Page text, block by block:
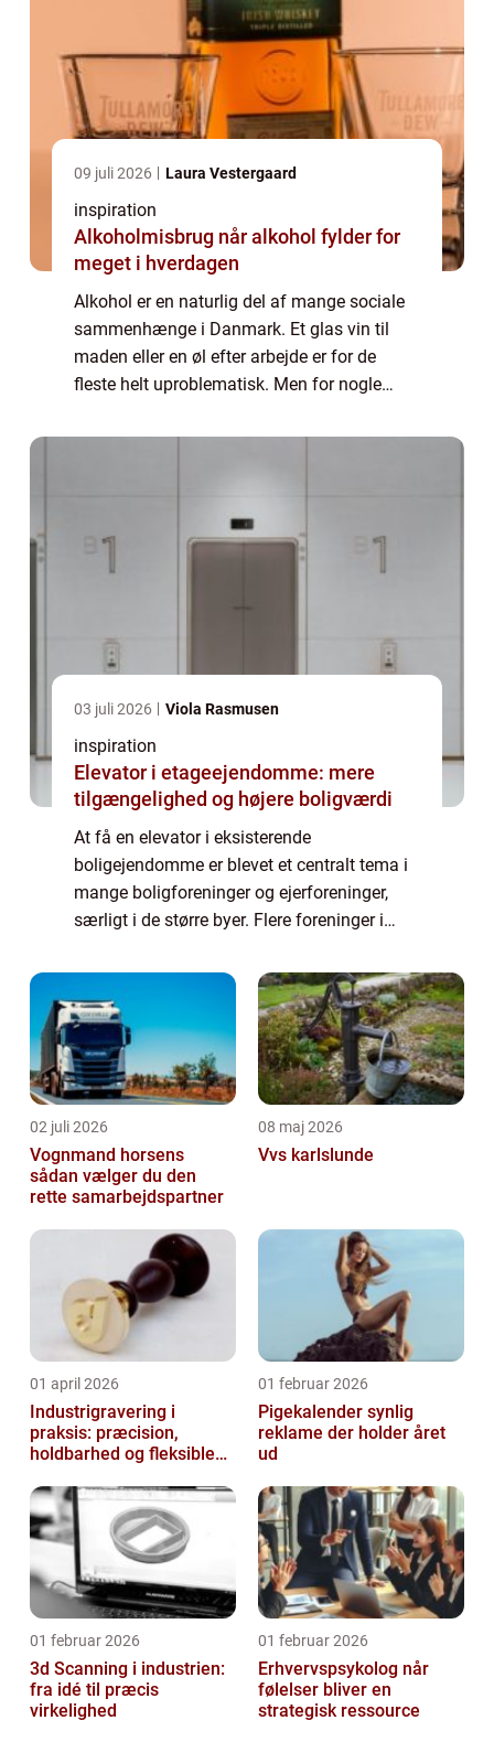
09 juli 2026 Laura Vestergaard
inspiration
Alkoholmisbrug når alkohol fylder for
meget i hverdagen
Alkohol er en naturlig del af mange sociale
sammenhænge i Danmark. Et glas vin til
maden eller en øl efter arbejde er for de
fleste helt uproblematisk. Men for nogle
Grænsen mellem hyggedrikkeri og
03 juli 2026 Viola Rasmusen
inspiration
Elevator i etageejendomme: mere
tilgængelighed og højere boligværdi
At få en elevator i eksisterende
boligejendomme er blevet et centralt tema i
mange boligforeninger og ejerforeninger,
særligt i de større byer. Flere foreninger i
professione...
02 juli 2026
Vognmand horsens
sådan vælger du den
rette samarbejdspartner
08 maj 2026
Vvs karlslunde
01 april 2026
Industrigravering i
praksis: præcision,
holdbarhed og fleksible
01 februar 2026
Pigekalender synlig
reklame der holder året
ud
01 februar 2026
3d Scanning i industrien:
fra idé til præcis
virkelighed
01 februar 2026
Erhvervspsykolog når
følelser bliver en
strategisk ressource